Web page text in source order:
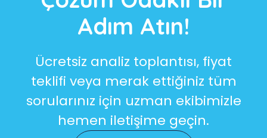
Adım Atın!
Ücretsiz analiz toplantısı, fiyat
teklifi veya merak ettiğiniz tüm
sorularınız için uzman ekibimizle
hemen iletişime geçin.